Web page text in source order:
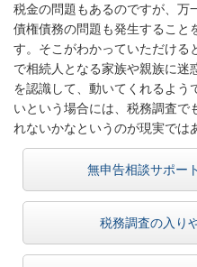
税金の問題もあるのですが、万
債権債務の問題も発生すること
す。そこがわかっていただける
で相続人となる家族や親族に迷
を認識して、動いてくれるよう
いという場合には、税務調査で
れないかなというのが現実では
無申告相談サポー
税務調査の入り